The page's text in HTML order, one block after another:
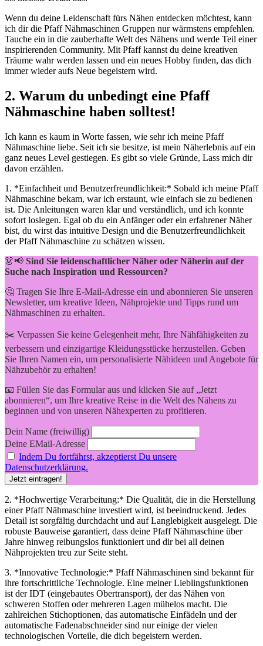
Wenn du deine Leidenschaft fürs Nähen entdecken möchtest, kann
ich dir die Pfaff Nähmaschinen Gruppen nur wärmstens empfehlen.
Tauche ein in die zauberhafte Welt des Nähens und werde Teil einer
inspirierenden Community. Mit Pfaff kannst du deine kreativen
Träume wahr werden lassen und ein neues Hobby finden, das dich
immer wieder aufs Neue begeistern wird.
2. Warum du unbedingt eine Pfaff
Nähmaschine haben solltest!
Ich kann es kaum in Worte fassen, wie sehr ich meine Pfaff
Nähmaschine liebe. Seit ich sie besitze, ist mein Näherlebnis auf ein
ganz neues Level gestiegen. Es gibt so viele Gründe, Lass mich dir
davon erzählen.
1. *Einfachheit und Benutzerfreundlichkeit:* Sobald ich meine Pfaff
Nähmaschine bekam, war ich erstaunt, wie einfach sie zu bedienen
ist. Die Anleitungen waren klar und verständlich, und ich konnte
sofort loslegen. Egal ob du ein Anfänger oder ein erfahrener Näher
bist, du wirst das intuitive Design und die Benutzerfreundlichkeit
der Pfaff Nähmaschine zu schätzen wissen.
👗📢 Sind Sie leidenschaftlicher Näher oder Näherin auf der
Suche nach Inspiration und Ressourcen?
🤔 Tragen Sie Ihre E-Mail-Adresse ein und abonnieren Sie unseren
Newsletter, um kreative Ideen, Nähprojekte und Tipps rund um
Nähmaschinen zu erhalten.
✂️ Verpassen Sie keine Gelegenheit mehr, Ihre Nähfähigkeiten zu
verbessern und einzigartige Kleidungsstücke herzustellen. Geben
Sie Ihren Namen ein, um personalisierte Nähideen und Angebote für
Nähzubehör zu erhalten!
📧 Füllen Sie das Formular aus und klicken Sie auf „Jetzt
abonnieren“, um Ihre kreative Reise in die Welt des Nähens zu
beginnen und von unseren Nähexperten zu profitieren.
Dein Name (freiwillig)
Deine EMail-Adresse
Indem Du fortfährst, akzeptierst Du unsere
Datenschutzerklärung.
2. *Hochwertige Verarbeitung:* Die Qualität, die in die Herstellung
einer Pfaff Nähmaschine investiert wird, ist beeindruckend. Jedes
Detail ist sorgfältig durchdacht und auf Langlebigkeit ausgelegt. Die
robuste Bauweise garantiert, dass deine Pfaff Nähmaschine über
Jahre hinweg reibungslos funktioniert und dir bei all deinen
Nähprojekten treu zur Seite steht.
3. *Innovative Technologie:* Pfaff Nähmaschinen sind bekannt für
ihre fortschrittliche Technologie. Eine meiner Lieblingsfunktionen
ist der IDT (eingebautes Obertransport), der das Nähen von
schweren Stoffen oder mehreren Lagen mühelos macht. Die
zahlreichen Stichoptionen, das automatische Einfädeln und der
automatische Fadenabschneider sind nur einige der vielen
technologischen Vorteile, die dich begeistern werden.